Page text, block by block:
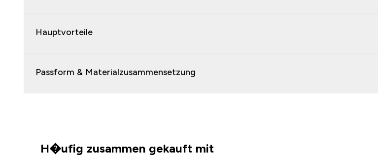
Hauptvorteile
Passform & Materialzusammensetzung
H�ufig zusammen gekauft mit